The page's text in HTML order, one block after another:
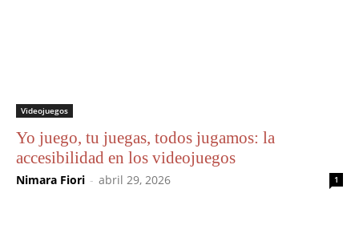
Videojuegos
Yo juego, tu juegas, todos jugamos: la
accesibilidad en los videojuegos
Nimara Fiori - abril 29, 2026 1